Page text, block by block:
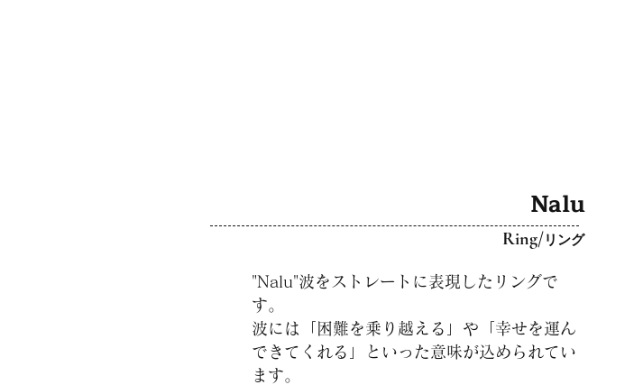
Nalu
Ring/リング
​"Nalu"波をストレートに表現したリングで
す。
波には「困難を乗り越える」や「幸せを運ん
できてくれる」といった意味が込められてい
ます。